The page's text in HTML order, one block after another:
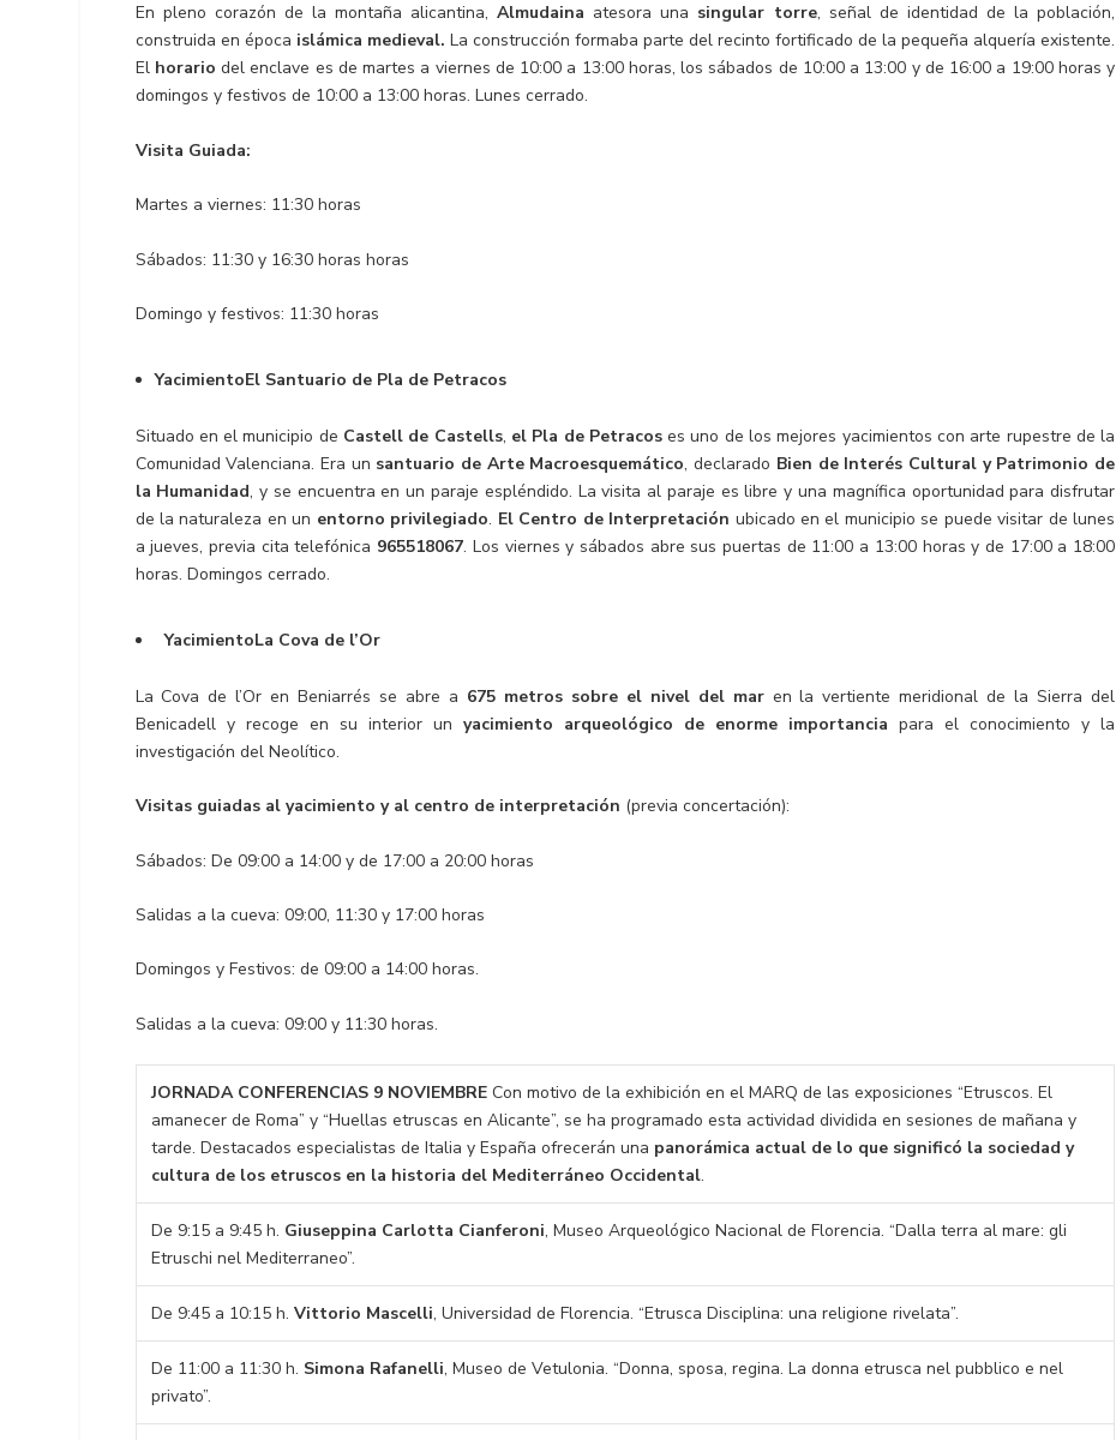
En pleno corazón de la montaña alicantina,Almudaina atesora una singular torre, señal de identidad de la población,
construida en época islámica medieval. La construcción formaba parte del recinto fortificado de la pequeña alquería existente.
El horario del enclave es de martes a viernes de 10:00 a 13:00 horas, los sábados de 10:00 a 13:00 y de 16:00 a 19:00 horas y
domingos y festivos de 10:00 a 13:00 horas. Lunes cerrado.
Visita Guiada:
Martes a viernes: 11:30 horas
Sábados: 11:30 y 16:30 horas horas
Domingo y festivos: 11:30 horas
YacimientoEl Santuario de Pla de Petracos
Situado en el municipio de Castell de Castells, el Pla de Petracoses uno de los mejores yacimientos con arte rupestre de la
Comunidad Valenciana. Era un santuario de Arte Macroesquemático, declarado Bien de Interés Cultural y Patrimonio de
la Humanidad, y se encuentra en un paraje espléndido. La visita al paraje es libre y una magnífica oportunidad para disfrutar
de la naturaleza en un entorno privilegiado. El Centro de Interpretación ubicado en el municipio se puede visitar de lunes
a jueves, previa cita telefónica 965518067. Los viernes y sábados abre sus puertas de 11:00 a 13:00 horas y de 17:00 a 18:00
horas. Domingos cerrado.
YacimientoLa Cova de l’Or
La Cova de l’Or en Beniarrés se abre a 675 metros sobre el nivel del mar en la vertiente meridional de la Sierra del
Benicadell y recoge en su interior un yacimiento arqueológico de enorme importancia para el conocimiento y la
investigación del Neolítico.
Visitas guiadas al yacimiento y al centro de interpretación (previa concertación):
Sábados: De 09:00 a 14:00 y de 17:00 a 20:00 horas
Salidas a la cueva: 09:00, 11:30 y 17:00 horas
Domingos y Festivos: de 09:00 a 14:00 horas.
Salidas a la cueva: 09:00 y 11:30 horas.
JORNADA CONFERENCIAS 9 NOVIEMBRECon motivo de la exhibición en el MARQ de las exposiciones “Etruscos. El
amanecer de Roma” y “Huellas etruscas en Alicante”, se ha programado esta actividad dividida en sesiones de mañana y
tarde. Destacados especialistas de Italia y España ofrecerán una panorámica actual de lo que significó la sociedad y
cultura de los etruscos en la historia del Mediterráneo Occidental.
De 9:15 a 9:45 h. Giuseppina Carlotta Cianferoni, Museo Arqueológico Nacional de Florencia. “Dalla terra al mare: gli
Etruschi nel Mediterraneo”.
De 9:45 a 10:15 h. Vittorio Mascelli, Universidad de Florencia. “Etrusca Disciplina: ​una religione rivelata”.
De 11:00 a 11:30 h. Simona Rafanelli, Museo de Vetulonia. “Donna, sposa, regina. La donna etrusca nel pubblico e nel
privato”.